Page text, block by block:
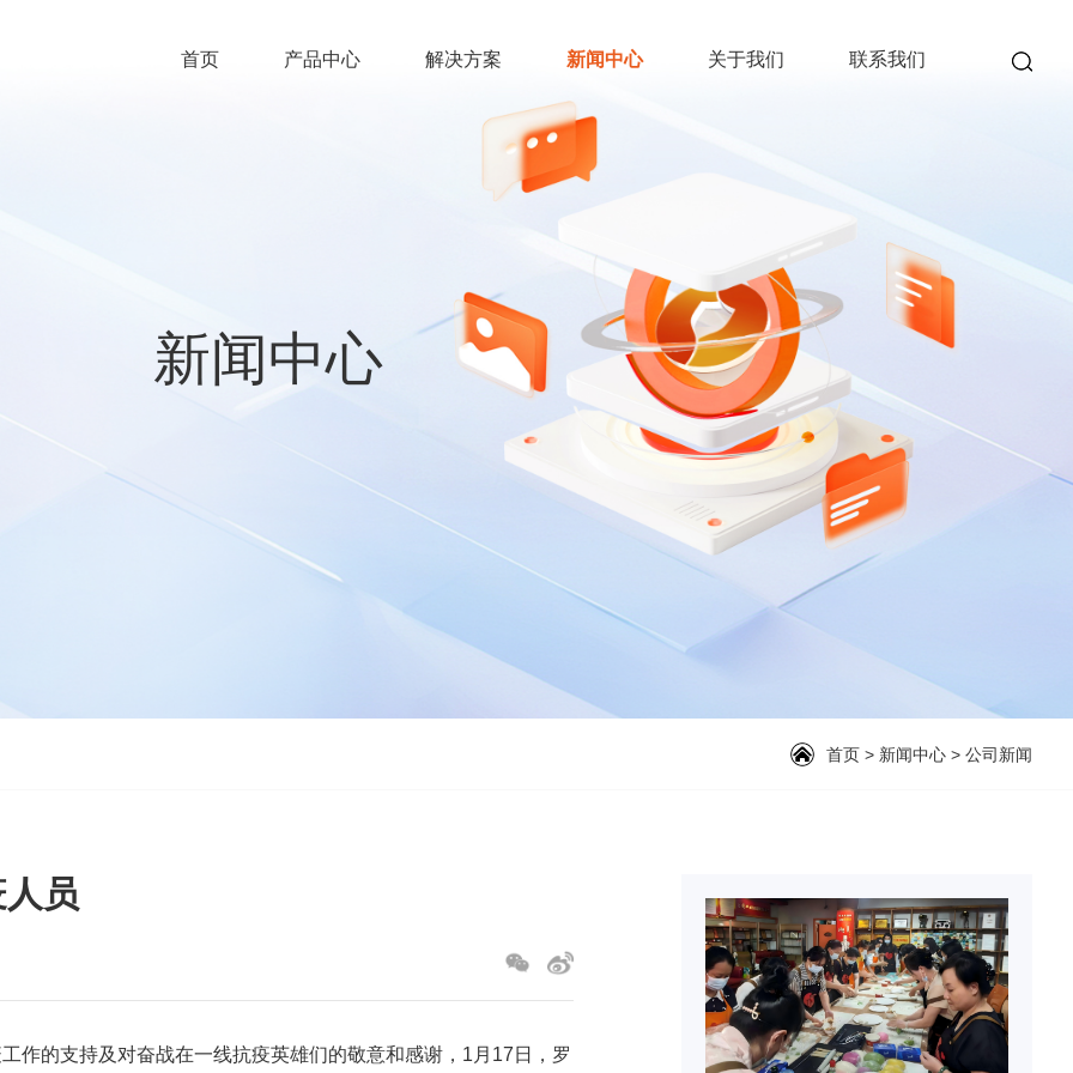
首页 产品中心 解决方案 新闻中心 关于我们 联系我们
新闻中心
首页 > 新闻中心 >公司新闻
员
的支持及对奋战在一线抗疫英雄们的敬意和感谢，1月17日，罗